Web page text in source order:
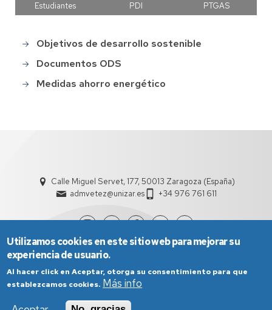
Estudiantes PDI PTGAS
Main
Objetivos de desarrollo sostenible
Documentos ODS
Medidas ahorro energético
Calle Miguel Servet, 177, 50013 Zaragoza (España)
admvetez@unizar.es
+34 976 761 611
Utilizamos cookies en este sitio web para mejorar su
experiencia de usuario.
Al hacer click en Aceptar, otorga su consentimiento para que
establezcamos cookies. Más info